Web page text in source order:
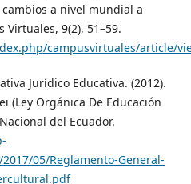
a nivel mundial a
Virtuales, 9(2), 51–59.
campusvirtuales/article/
Jurídico Educativa. (2012).
(Ley Orgánica De Educación
del Ecuador.
05/Reglamento-General-